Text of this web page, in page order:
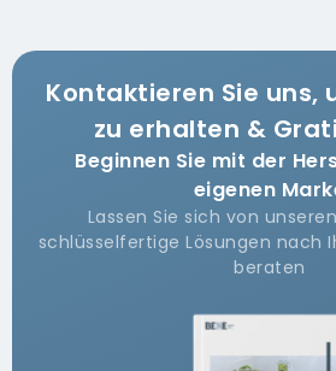
Kontaktieren Sie uns,
zu erhalten &
Beginnen Sie mit der
eigenen
Lassen Sie sich von
schlüsselfertige Lösungen nach
beraten